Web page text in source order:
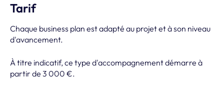
Tarif
Chaque business plan est adapté au projet et à son niveau
d'avancement.
À titre indicatif, ce type d'accompagnement démarre à
partir de 3 000 €.